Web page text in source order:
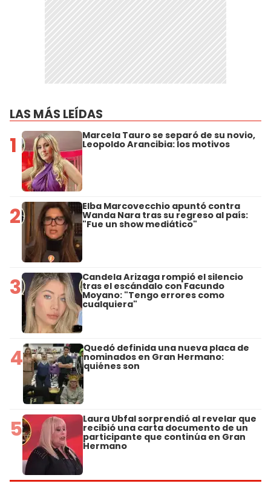
LAS MÁS LEÍDAS
1 Marcela Tauro se separó de su novio,
Leopoldo Arancibia: los motivos
2 Elba Marcovecchio apuntó contra
Wanda Nara tras su regreso al país:
"Fue un show mediático"
3 Candela Arizaga rompió el silencio
tras el escándalo con Facundo
Moyano: "Tengo errores como
cualquiera"
4 Quedó definida una nueva placa de
nominados en Gran Hermano:
quiénes son
5 Laura Ubfal sorprendió al revelar que
recibió una carta documento de un
participante que continúa en Gran
Hermano